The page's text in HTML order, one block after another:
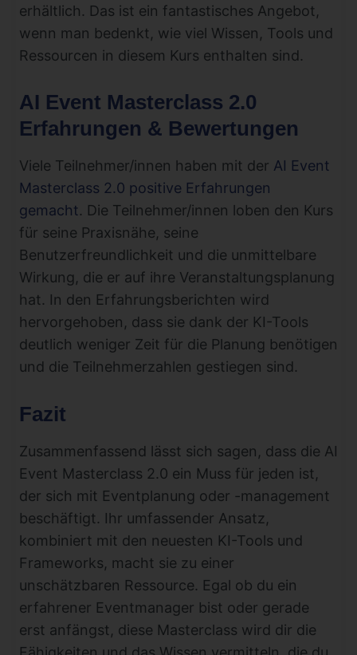
erhältlich. Das ist ein fantastisches Angebot,
wenn man bedenkt, wie viel Wissen, Tools und
Ressourcen in diesem Kurs enthalten sind.
AI Event Masterclass 2.0
Erfahrungen & Bewertungen
Viele Teilnehmer/innen haben mit der AI Event
Masterclass 2.0 positive Erfahrungen
gemacht. Die Teilnehmer/innen loben den Kurs
für seine Praxisnähe, seine
Benutzerfreundlichkeit und die unmittelbare
Wirkung, die er auf ihre Veranstaltungsplanung
hat. In den Erfahrungsberichten wird
hervorgehoben, dass sie dank der KI-Tools
deutlich weniger Zeit für die Planung benötigen
und die Teilnehmerzahlen gestiegen sind.
Fazit
Zusammenfassend lässt sich sagen, dass die AI
Event Masterclass 2.0 ein Muss für jeden ist,
der sich mit Eventplanung oder -management
beschäftigt. Ihr umfassender Ansatz,
kombiniert mit den neuesten KI-Tools und
Frameworks, macht sie zu einer
unschätzbaren Ressource. Egal ob du ein
erfahrener Eventmanager bist oder gerade
erst anfängst, diese Masterclass wird dir die